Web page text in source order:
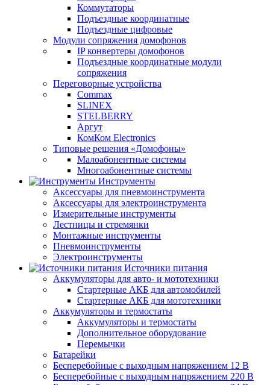
Коммутаторы
Подъездные координатные
Подъездные цифровые
Модули сопряжения домофонов
IP конвертеры домофонов
Подъездные координатные модули
сопряжения
Переговорные устройства
Commax
SLINEX
STELBERRY
Аргут
КомКом Electronics
Типовые решения «Домофоны»
Малоабонентные системы
Многоабонентные системы
Инструменты
Аксессуары для пневмоинструмента
Аксессуары для электроинструмента
Измерительные инструменты
Лестницы и стремянки
Монтажные инструменты
Пневмоинструменты
Электроинструменты
Источники питания
Аккумуляторы для авто- и мототехники
Стартерные АКБ для автомобилей
Стартерные АКБ для мототехники
Аккумуляторы и термостаты
Аккумуляторы и термостаты
Дополнительное оборудование
Перемычки
Батарейки
Бесперебойные с выходным напряжением 12 В
Бесперебойные с выходным напряжением 220 В